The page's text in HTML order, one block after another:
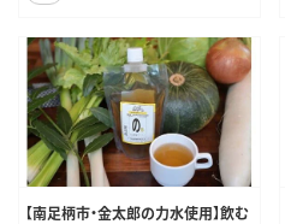
【南足柄市・金太郎の力水使用】飲む